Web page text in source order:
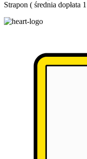
Strapon ( średnia dopłata